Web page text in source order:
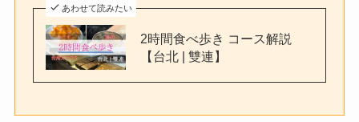
あわせて読みたい
2時間食べ歩き コース解説
【台北 | 雙連】